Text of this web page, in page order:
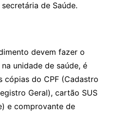
de Saúde.
devem fazer o
unidade de saúde, é
cópias do CPF (Cadastro
Geral), cartão SUS
e comprovante de